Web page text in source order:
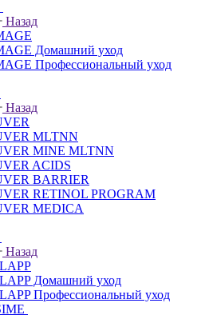
Назад
Домашний уход
Профессиональный уход
Назад
MLTNN
MINE MLTNN
ACIDS
BARRIER
RETINOL PROGRAM
MEDICA
Назад
Домашний уход
Профессиональный уход